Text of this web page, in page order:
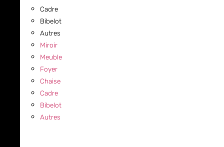
Cadre
Bibelot
Autres
Miroir
Meuble
Foyer
Chaise
Cadre
Bibelot
Autres